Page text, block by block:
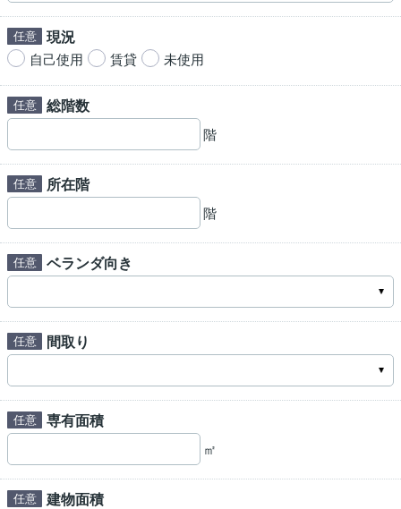
現況
自己使用 賃貸 未使用
総階数
階
所在階
階
ベランダ向き
間取り
専有面積
㎡
建物面積